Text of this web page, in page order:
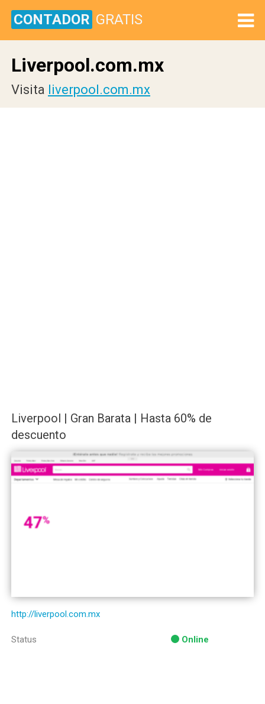
CONTADOR GRATIS
Liverpool.com.mx
Visita liverpool.com.mx
Liverpool | Gran Barata | Hasta 60% de
descuento
http://liverpool.com.mx
Status Online